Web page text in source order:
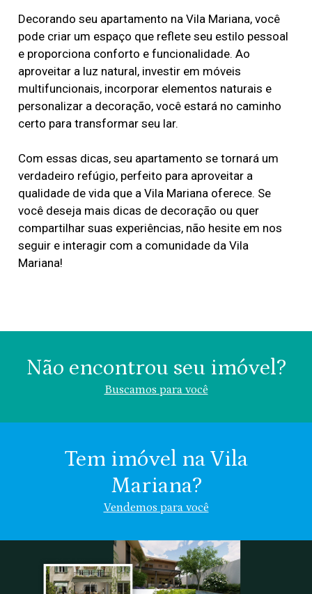
Decorando seu apartamento na Vila Mariana, você
pode criar um espaço que reflete seu estilo pessoal
e proporciona conforto e funcionalidade. Ao
aproveitar a luz natural, investir em móveis
multifuncionais, incorporar elementos naturais e
personalizar a decoração, você estará no caminho
certo para transformar seu lar.
Com essas dicas, seu apartamento se tornará um
verdadeiro refúgio, perfeito para aproveitar a
qualidade de vida que a Vila Mariana oferece. Se
você deseja mais dicas de decoração ou quer
compartilhar suas experiências, não hesite em nos
seguir e interagir com a comunidade da Vila
Mariana!
Não encontrou seu imóvel?
Buscamos para você
Valor (R$)
Vila Mariana
Chácara Klabin
Chácara
Vila
Indiferente
Tem imóvel na Vila
Mariana?
Vendemos para você
Nome